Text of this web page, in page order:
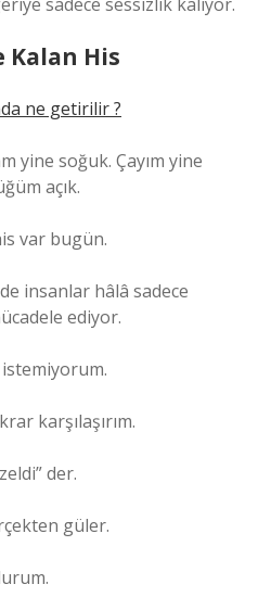
Kalan His
ne getirilir ?
yine soğuk. Çayım yine
açık.
var bugün.
insanlar hâlâ sadece
ediyor.
karşılaşırım.
der.
güler.